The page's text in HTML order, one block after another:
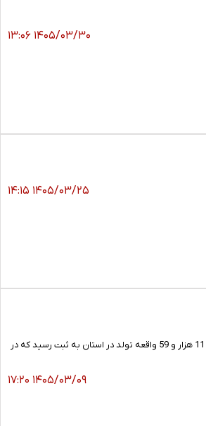
۱۴۰۵/۰۳/۳۰ ۱۳:۰۶
۱۴۰۵/۰۳/۲۵ ۱۴:۱۵
مدیرکل ثبت احوال استان مرکزی گفت: در سال گذشته بیش از 30 واقعه ولادت در هر شبانه‌روز در این استان به ثبت رسیده است. در سال 1404 تعداد 11 هزار و 59 واقعه تولد در استان به ثبت رسید که در
۱۴۰۵/۰۳/۰۹ ۱۷:۲۰